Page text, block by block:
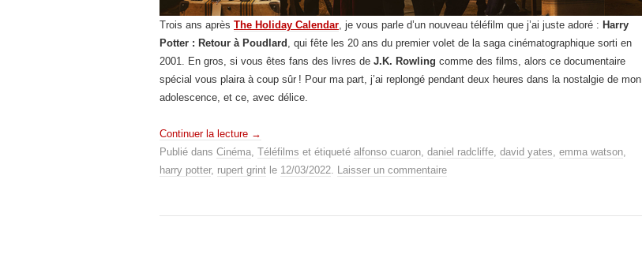
Trois ans après The Holiday Calendar , je vous parle d’un nouveau téléfilm que j’ai juste adoré : Harry
Potter : Retour à Poudlard
, qui fête les 20 ans du premier volet de la saga cinématographique sorti en
2001. En gros, si vous êtes fans des livres de J.K. Rowling comme des films, alors ce documentaire
spécial vous plaira à coup sûr ! Pour ma part, j’ai replongé pendant deux heures dans la nostalgie de mon
adolescence, et ce, avec délice.
Continuer la lecture →
Publié dans Cinéma Téléfilms et étiqueté alfonso cuaron daniel radcliffe david yates emma watson
harry potter, rupert grint le 12/03/2022 Laisser un commentaire